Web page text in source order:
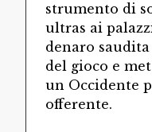
strumento di
ultras ai
denaro
del gioco e
un Occidente
offerente.